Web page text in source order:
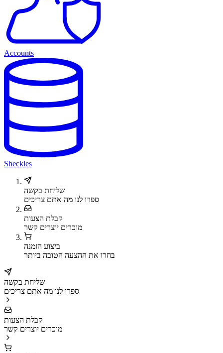
Accounts
Sheckles
שליחת בקשה
ספרו לנו מה אתם צריכים
קבלת הצעות
מוכרים יוצרים קשר
ביצוע הזמנה
בחרו את ההצעה הטובה ביותר
שליחת בקשה
ספרו לנו מה אתם צריכים
קבלת הצעות
מוכרים יוצרים קשר